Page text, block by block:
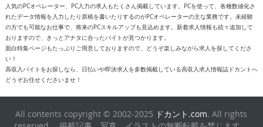
面白特集ページもたっぷりご用意しておりますので、どうぞ楽しみながら求人を探してくださ
い！
高収入バイトをお探しなら、日払いや即決求人を多数掲載している高収入求人情報誌ドカントへ
どうぞお任せくださいませ！
All contents copyright © 2002-2025ドカント.com. All rights
reserved. 掲載記事、写真、イラストの無断転載を禁じます。